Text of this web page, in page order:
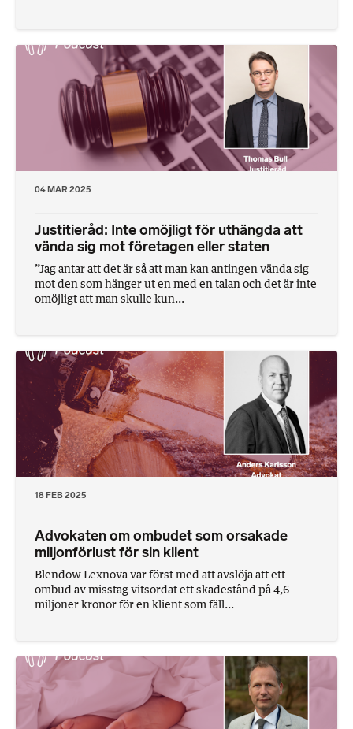
04 MAR 2025
Justitieråd: Inte omöjligt för uthängda att
vända sig mot företagen eller staten
”Jag antar att det är så att man kan antingen vända sig
mot den som hänger ut en med en talan och det är inte
omöjligt att man skulle kun...
18 FEB 2025
Advokaten om ombudet som orsakade
miljonförlust för sin klient
Blendow Lexnova var först med att avslöja att ett
ombud av misstag vitsordat ett skadestånd på 4,6
miljoner kronor för en klient som fäll...